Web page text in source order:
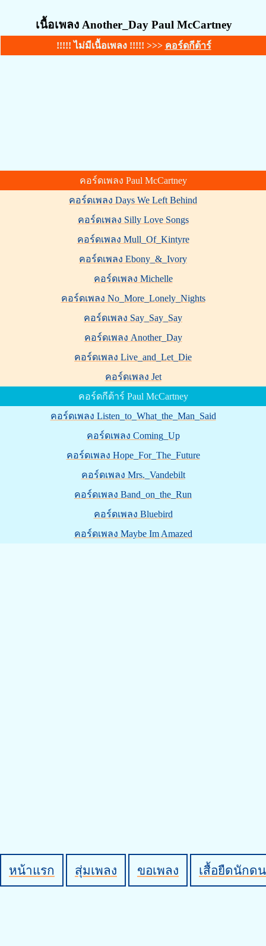
เนื้อเพลง Another_Day Paul McCartney
!!!!! ไม่มีเนื้อเพลง !!!!! >>> คอร์ดกีต้าร์
คอร์ดเพลง Paul McCartney
คอร์ดเพลง Days We Left Behind
คอร์ดเพลง Silly Love Songs
คอร์ดเพลง Mull_Of_Kintyre
คอร์ดเพลง Ebony_&_Ivory
คอร์ดเพลง Michelle
คอร์ดเพลง No_More_Lonely_Nights
คอร์ดเพลง Say_Say_Say
คอร์ดเพลง Another_Day
คอร์ดเพลง Live_and_Let_Die
คอร์ดเพลง Jet
คอร์ดกีต้าร์ Paul McCartney
คอร์ดเพลง Listen_to_What_the_Man_Said
คอร์ดเพลง Coming_Up
คอร์ดเพลง Hope_For_The_Future
คอร์ดเพลง Mrs._Vandebilt
คอร์ดเพลง Band_on_the_Run
คอร์ดเพลง Bluebird
คอร์ดเพลง Maybe Im Amazed
หน้าแรก สุ่มเพลง ขอเพลง เสื้อยืดนักด